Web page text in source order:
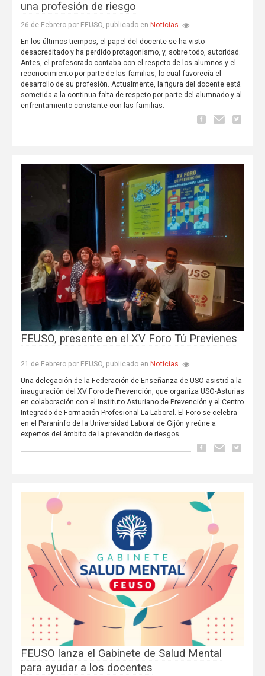
una profesión de riesgo
26 de Febrero por FEUSO, publicado en Noticias
En los últimos tiempos, el papel del docente se ha visto
desacreditado y ha perdido protagonismo, y, sobre todo, autoridad.
Antes, el profesorado contaba con el respeto de los alumnos y el
reconocimiento por parte de las familias, lo cual favorecía el
desarrollo de su profesión. Actualmente, la figura del docente está
sometida a la continua falta de respeto por parte del alumnado y al
enfrentamiento constante con las familias.
FEUSO, presente en el XV Foro Tú Previenes
21 de Febrero por FEUSO, publicado en Noticias
Una delegación de la Federación de Enseñanza de USO asistió a la
inauguración del XV Foro de Prevención, que organiza USO-Asturias
en colaboración con el Instituto Asturiano de Prevención y el Centro
Integrado de Formación Profesional La Laboral. El Foro se celebra
en el Paraninfo de la Universidad Laboral de Gijón y reúne a
expertos del ámbito de la prevención de riesgos.
FEUSO lanza el Gabinete de Salud Mental
para ayudar a los docentes